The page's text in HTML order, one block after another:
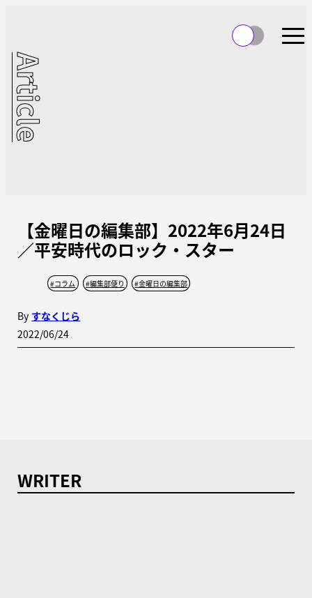
Article
【金曜日の編集部】2022年6月24日
／平安時代のロック・スター
#コラム #編集部便り #金曜日の編集部
By すなくじら
2022/06/24
WRITER